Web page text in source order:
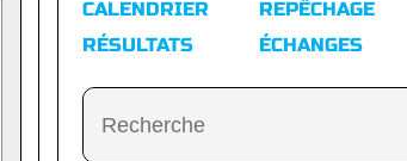
CALENDRIER
RÉSULTATS
REPÊCHAGE
ÉCHANGES